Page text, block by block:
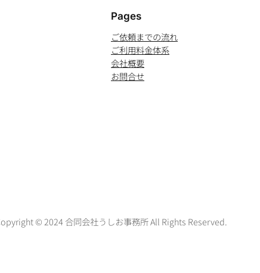
Pages
ご依頼までの流れ
ご利用料金体系
会社概要
お問合せ
© 2024 合同会社うしお事務所 All Rights Reserved.